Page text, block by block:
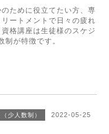
ために役立てたい方、専
ートメントで日々の疲れ
格講座は生徒様のスケジ
制が特徴です。
少人数制）
2022-05-25